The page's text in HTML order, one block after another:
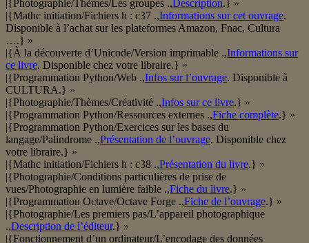
|{Photographie/Thèmes/Les groupes ., Description.} »
|{Mathc initiation/Fichiers h : c37 .,Informations sur cet ouvrage.
Disponible à l’achat sur les plateformes Amazon, Fnac, Cultura
….} »
|{À la découverte d’Unicode/Version imprimable .,Informations sur
ce livre. Disponible chez votre libraire.} »
|{Programmation Python/Web .,Infos sur l’ouvrage. Disponible à
CULTURA.} »
|{Photographie/Thèmes/Créativité .,Infos sur ce livre.} »
|{Programmation Python/Ressources externes .,Fiche complète.} »
|{Programmation Python/Exercices sur les bases du
langage/Palindrome .,Présentation de l’ouvrage. Disponible chez
votre libraire.} »
|{Mathc initiation/Fichiers h : c38 .,Présentation du livre.} »
|{Photographie/Conditions particulières de prise de
vues/Photographie en lumière faible .,Fiche du livre.} »
|{Programmation Octave/Octave Forge .,Fiche de l’ouvrage.} »
|{Photographie/Les premiers pas/L’appareil photographique
.,Description de l’éditeur.} »
|{Fonctionnement d’un ordinateur/L’encodage des données